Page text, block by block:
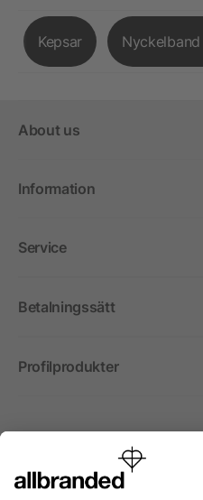
Kepsar
About us
Information
Service
Betalningssätt
Profilprodukter